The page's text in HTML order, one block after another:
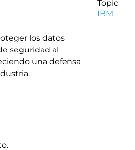
los datos
seguridad al
una defensa
Topic
IBM